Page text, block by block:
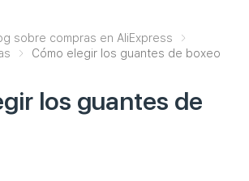
sobre compras en AliExpress
Cómo elegir los guantes de boxeo
los guantes de